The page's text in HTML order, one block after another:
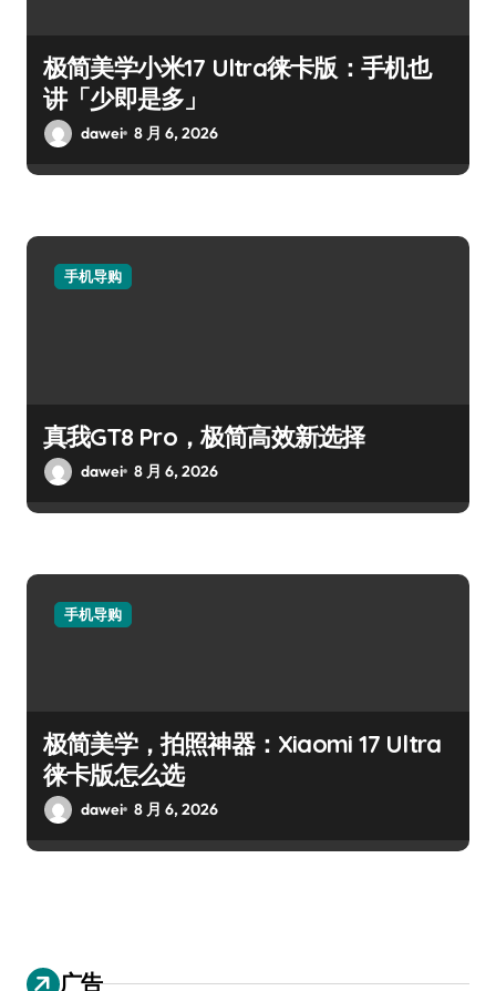
极简美学小米17 Ultra徕卡版：手机也
讲「少即是多」
dawei 8 月 6, 2026
手机导购
真我GT8 Pro，极简高效新选择
dawei 8 月 6, 2026
手机导购
极简美学，拍照神器：Xiaomi 17 Ultra
徕卡版怎么选
dawei 8 月 6, 2026
广告